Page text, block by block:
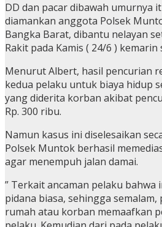
DD dan pacar dibawah umurnya
diamankan anggota Polsek
Bangka Barat, dibantu nelayan
Rakit pada Kamis ( 24/6 ) kemarin
Menurut Albert, hasil pencurian
kedua pelaku untuk biaya hidup
yang diderita korban akibat
Rp. 300 ribu.
Namun kasus ini diselesaikan
Polsek Muntok berhasil
agar menempuh jalan damai.
” Terkait ancaman pelaku
pidana biasa, sehingga
rumah atau korban memaafkan